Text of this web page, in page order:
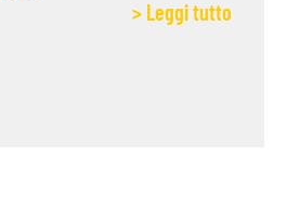
> Leggi tutto